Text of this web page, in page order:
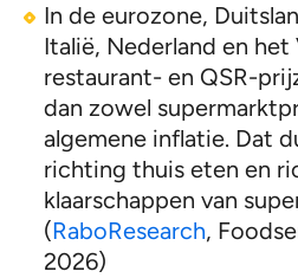
In de eurozone,
Italië, Nederland en het
restaurant- en QSR-
dan zowel
algemene inflatie. Dat
richting thuis eten en
klaarschappen van
(RaboResearch,
2026)